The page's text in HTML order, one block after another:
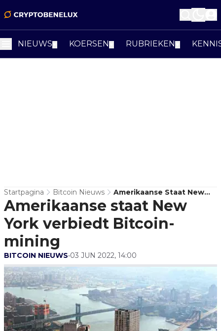
NIEUWS KOERSEN RUBRIEKEN
Startpagina Bitcoin Nieuws
Amerikaanse Staat New
York Verbiedt Bitcoin-
Mining
Amerikaanse staat New
York verbiedt Bitcoin-
mining
BITCOIN NIEUWS•03 JUN 2022, 14:00